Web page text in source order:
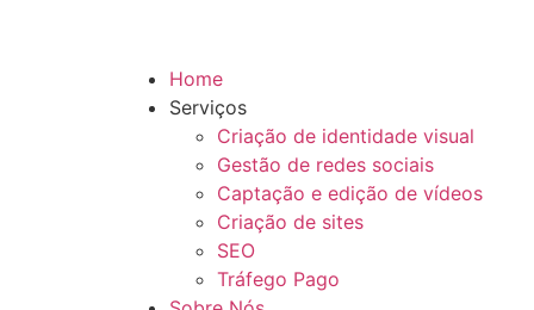
Home
Serviços
Criação de identidade visual
Gestão de redes sociais
Captação e edição de vídeos
Criação de sites
SEO
Tráfego Pago